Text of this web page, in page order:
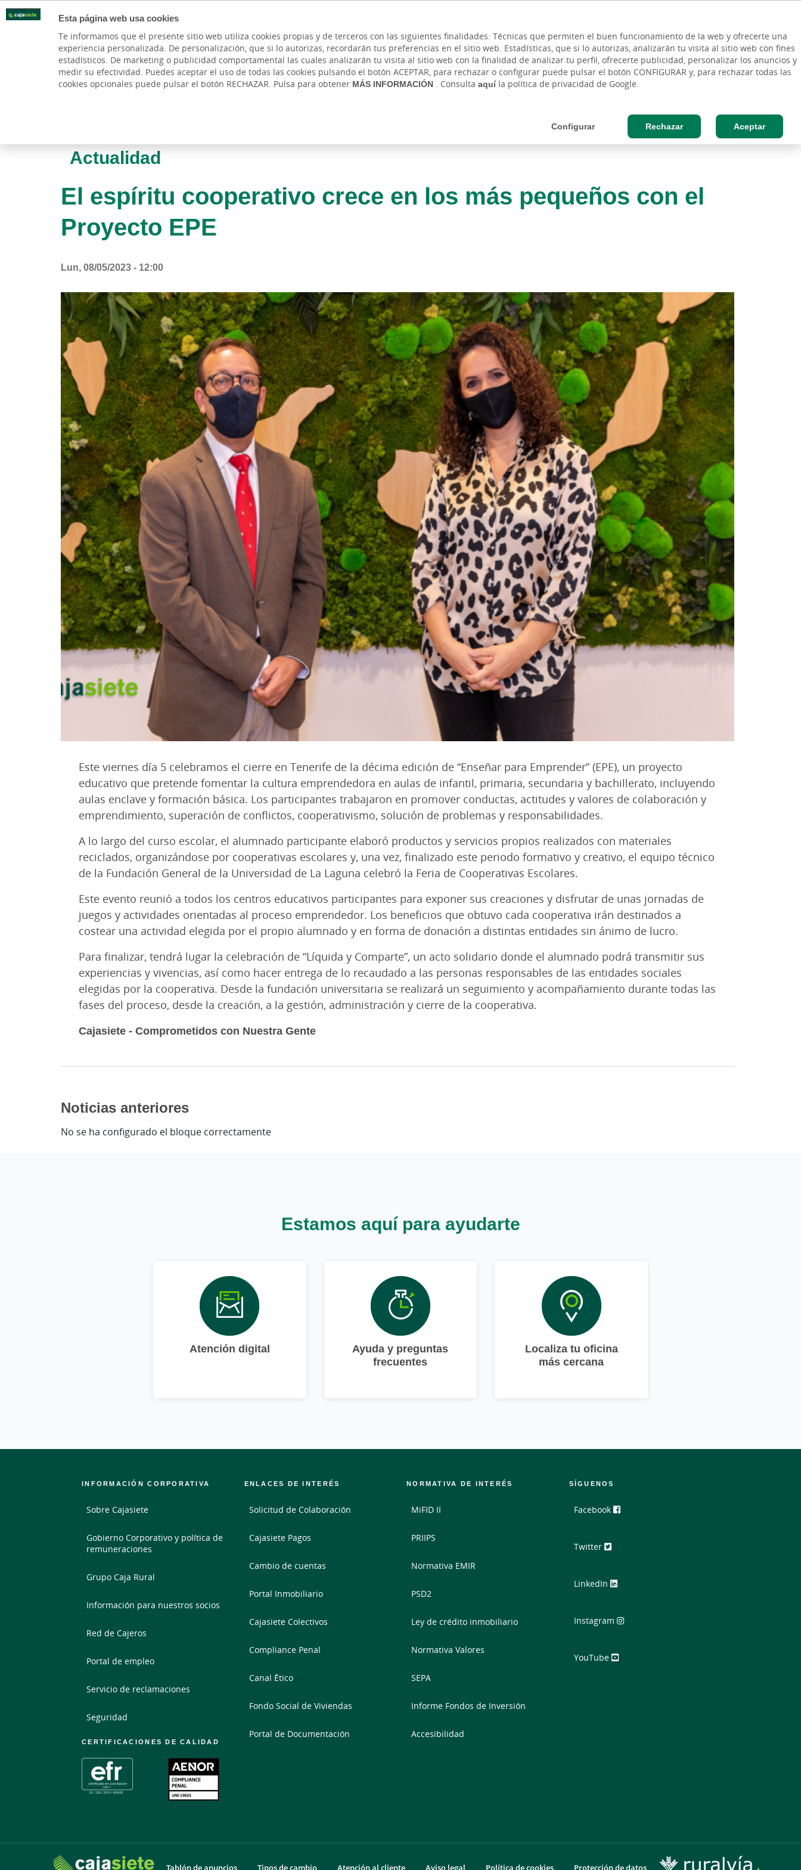
Esta página web usa cookies
Te informamos que el presente sitio web utiliza cookies propias y de terceros con las siguientes finalidades: Técnicas que permiten el buen funcionamiento de la web y ofrecerte una
experiencia personalizada. De personalización, que si lo autorizas, recordarán tus preferencias en el sitio web. Estadísticas, que si lo autorizas, analizarán tu visita al sitio web con fines
estadísticos. De marketing o publicidad comportamental las cuales analizarán tu visita al sitio web con la finalidad de analizar tu perfil, ofrecerte publicidad, personalizar los anuncios y
medir su efectividad. Puedes aceptar el uso de todas las cookies pulsando el botón ACEPTAR, para rechazar o configurar puede pulsar el botón CONFIGURAR y, para rechazar todas las
cookies opcionales puede pulsar el botón RECHAZAR. Pulsa para obtener MÁS INFORMACIÓN. Consulta aquíla política de privacidad de Google.
Configurar Rechazar Aceptar
DE
PARTICULARES BANCA PRIVADA AUTÓNOMOS Y EMPRENDEDORES EMPRESAS AGRO
Actualidad
El espíritu cooperativo crece en los más pequeños con el
Proyecto EPE
Lun, 08/05/2023 - 12:00
Este viernes día 5 celebramos el cierre en Tenerife de la décima edición de “Enseñar para Emprender” (EPE), un proyecto
educativo que pretende fomentar la cultura emprendedora en aulas de infantil, primaria, secundaria y bachillerato, incluyendo
aulas enclave y formación básica. Los participantes trabajaron en promover conductas, actitudes y valores de colaboración y
emprendimiento, superación de conflictos, cooperativismo, solución de problemas y responsabilidades.
A lo largo del curso escolar, el alumnado participante elaboró productos y servicios propios realizados con materiales
reciclados, organizándose por cooperativas escolares y, una vez, finalizado este periodo formativo y creativo, el equipo técnico
de la Fundación General de la Universidad de La Laguna celebró la Feria de Cooperativas Escolares.
Este evento reunió a todos los centros educativos participantes para exponer sus creaciones y disfrutar de unas jornadas de
juegos y actividades orientadas al proceso emprendedor. Los beneficios que obtuvo cada cooperativa irán destinados a
costear una actividad elegida por el propio alumnado y en forma de donación a distintas entidades sin ánimo de lucro.
Para finalizar, tendrá lugar la celebración de “Líquida y Comparte”, un acto solidario donde el alumnado podrá transmitir sus
experiencias y vivencias, así como hacer entrega de lo recaudado a las personas responsables de las entidades sociales
elegidas por la cooperativa. Desde la fundación universitaria se realizará un seguimiento y acompañamiento durante todas las
fases del proceso, desde la creación, a la gestión, administración y cierre de la cooperativa.
Cajasiete - Comprometidos con Nuestra Gente
Noticias anteriores
No se ha configurado el bloque correctamente
Estamos aquí para ayudarte
Atención digital
Ayuda y preguntas
frecuentes
Localiza tu oficina
más cercana
INFORMACIÓN CORPORATIVA
Sobre Cajasiete
Gobierno Corporativo y política de
remuneraciones
Grupo Caja Rural
Información para nuestros socios
Red de Cajeros
Portal de empleo
Servicio de reclamaciones
Seguridad
CERTIFICACIONES DE CALIDAD
ENLACES DE INTERÉS
Solicitud de Colaboración
Cajasiete Pagos
Cambio de cuentas
Portal Inmobiliario
Cajasiete Colectivos
Compliance Penal
Canal Ético
Fondo Social de Viviendas
Portal de Documentación
NORMATIVA DE INTERÉS
MiFID II
PRIIPS
Normativa EMIR
PSD2
Ley de crédito inmobiliario
Normativa Valores
SEPA
Informe Fondos de Inversión
Accesibilidad
SÍGUENOS
Facebook
Twitter
LinkedIn
Instagram
YouTube
Tablón de anuncios Tipos de cambio Atención al cliente Aviso legal Política de cookies Protección de datos